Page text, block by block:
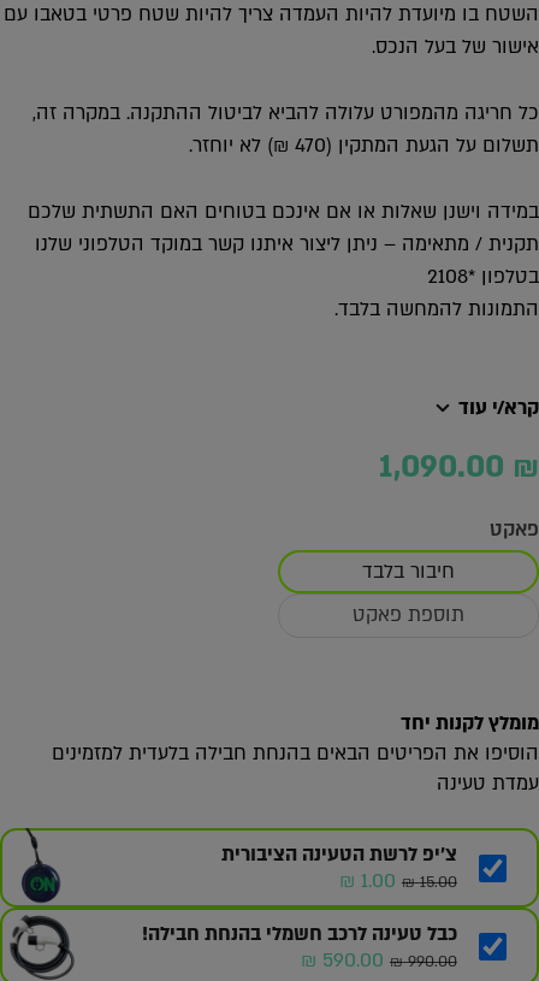
השטח בו מיועדת להיות העמדה צריך להיות שטח פרטי בטאבו עם
אישור של בעל הנכס.
כל חריגה מהמפורט עלולה להביא לביטול ההתקנה. במקרה זה,
תשלום על הגעת המתקין (470 ₪) לא יוחזר.
במידה וישנן שאלות או אם אינכם בטוחים האם התשתית שלכם
תקנית / מתאימה – ניתן ליצור איתנו קשר במוקד הטלפוני שלנו
בטלפון *2108
התמונות להמחשה בלבד.
קרא/י עוד
1,090.00 ₪
פאקט
חיבור בלבד
תוספת פאקט
מומלץ לקנות יחד
הוסיפו את הפריטים הבאים בהנחת חבילה בלעדית למזמינים
עמדת טעינה
צ'יפ לרשת הטעינה הציבורית
15.00
₪ המחיר
המקורי
היה:
15.00 ₪.
1.00
₪
הנוכחי
הוא:
1.00 ₪.
כבל טעינה לרכב חשמלי בהנחת חבילה!
990.00
₪ המחיר
590.00
₪